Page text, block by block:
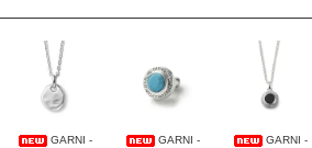
GARNI -
GARNI -
GARNI -